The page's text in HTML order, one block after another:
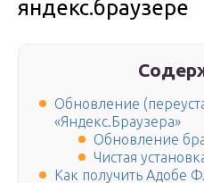
яндекс.браузере
Обновление
«Яндекс.Браузера»
Обновление
Чистая
Как получить Адобе